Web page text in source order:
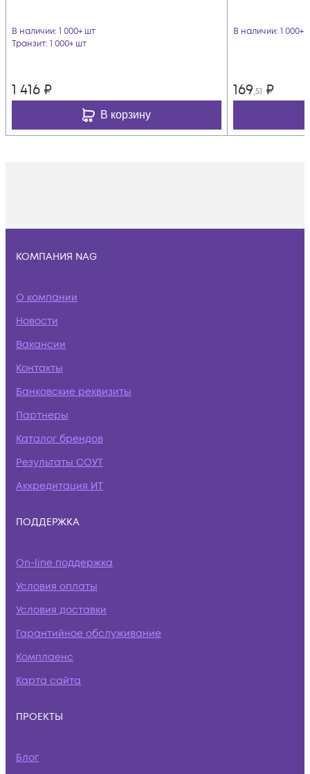
В наличии: 1 000+ шт
Транзит: 1 000+ шт
1 416 ₽
В корзину
В наличии: 1 000+
169,51 ₽
КОМПАНИЯ NAG
О компании
Новости
Вакансии
Контакты
Банковские реквизиты
Партнеры
Каталог брендов
Результаты СОУТ
Аккредитация ИТ
ПОДДЕРЖКА
On-line поддержка
Условия оплаты
Условия доставки
Гарантийное обслуживание
Комплаенс
Карта сайта
ПРОЕКТЫ
Блог